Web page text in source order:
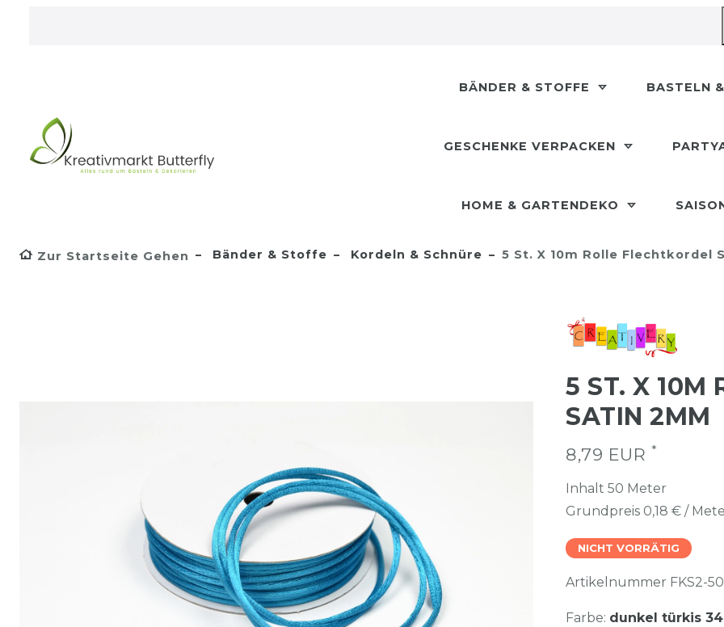
BÄNDER & STOFFE BASTELN
GESCHENKE VERPACKEN
HOME & GARTENDEKO
Zur Startseite Gehen Bänder & Stoffe Kordeln & Schnüre 5 St. X 10m Rolle Flechtkordel
5 ST. X 10M
SATIN 2MM
8,79 EUR *
Inhalt 50 Meter
Grundpreis 0,18 € /
NICHT VORRÄTIG
Artikelnummer FKS2-
Farbe: dunkel türkis